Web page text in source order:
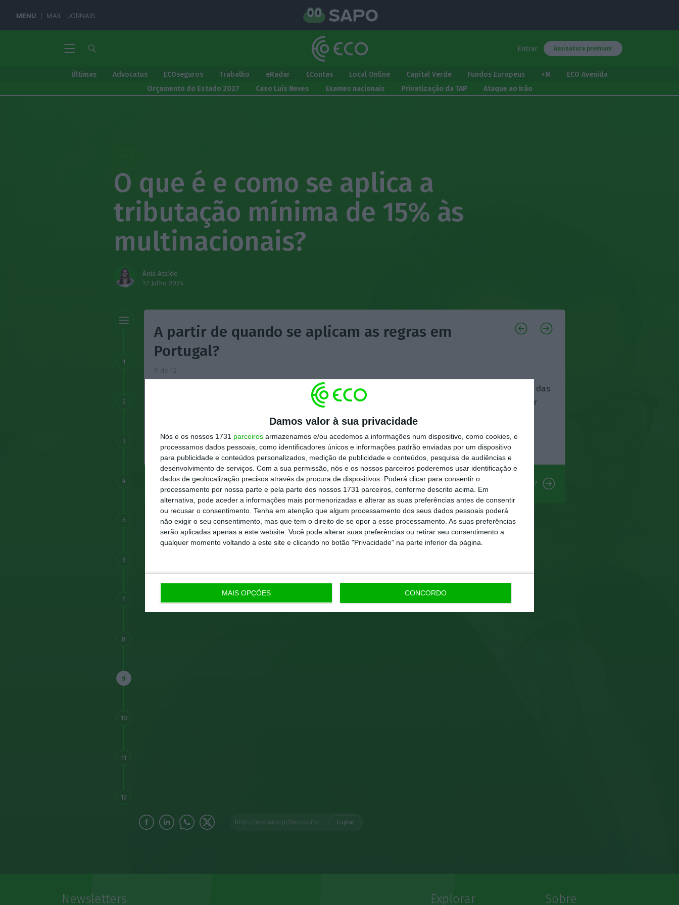
Damos valor à sua privacidade
Nós e os nossos 1731 parceiros armazenamos e/ou acedemos a informações num dispositivo, como cookies, e
processamos dados pessoais, como identificadores únicos e informações padrão enviadas por um dispositivo
para publicidade e conteúdos personalizados, medição de publicidade e conteúdos, pesquisa de audiências e
desenvolvimento de serviços. Com a sua permissão, nós e os nossos parceiros poderemos usar identificação e
dados de geolocalização precisos através da procura de dispositivos. Poderá clicar para consentir o
processamento por nossa parte e pela parte dos nossos 1731 parceiros, conforme descrito acima. Em
alternativa, pode aceder a informações mais pormenorizadas e alterar as suas preferências antes de consentir
ou recusar o consentimento. Tenha em atenção que algum processamento dos seus dados pessoais poderá
não exigir o seu consentimento, mas que tem o direito de se opor a esse processamento. As suas preferências
serão aplicadas apenas a este website. Você pode alterar suas preferências ou retirar seu consentimento a
qualquer momento voltando a este site e clicando no botão "Privacidade" na parte inferior da página.
MAIS OPÇÕES CONCORDO
MENU MAIL JORNAIS
Entrar Assinatura premium
Últimas Advocatus ECOseguros Trabalho eRadar EContas Local Online Capital Verde Fundos Europeus +M
ECO Avenida
Orçamento do Estado 2027
Caso Luís Neves Exames nacionais Privatização da TAP Ataque ao Irão
O que é e como se aplica a
tributação mínima de 15% às
multinacionais?
Ânia Ataíde
12 Julho 2024
1
2
3
4
5
6
7
8
9
10
11
12
A partir de quando se aplicam as regras em
Portugal?
9 de 12
As regras vão aplicar-se aos exercícios fiscais deste ano, mas a primeira obrigação declarativa das
empresas só terá de ser entregue em junho de 2026, e não em 2025, porque é preciso garantir
uma harmonização. O delay entre o facto tributário e a declaração mantém-se nos anos
seguintes. Isto é, em 2027 as empresas entregam a declaração de 2025, em 2028 a de 2026, e
assim sucessivamente.
Proxima Pergunta: Existem exceções?
Copiar
Newsletters Explorar Sobre